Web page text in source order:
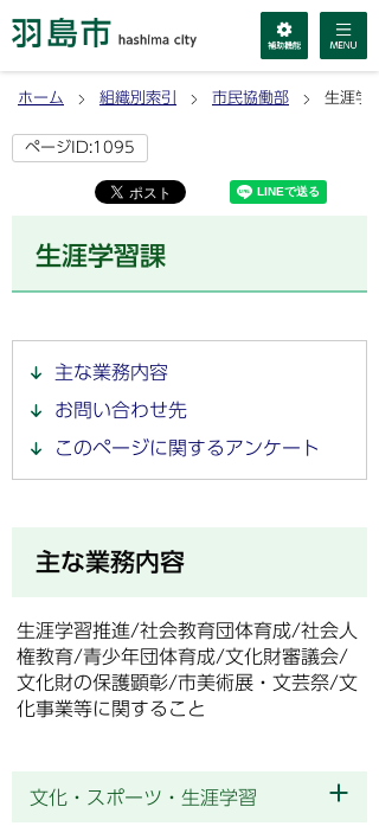
ホーム 組織別索引 市民協働部 生涯学
ページID:1095
生涯学習課
主な業務内容
お問い合わせ先
このページに関するアンケート
主な業務内容
生涯学習推進/社会教育団体育成/社会人
権教育/青少年団体育成/文化財審議会/
文化財の保護顕彰/市美術展・文芸祭/文
化事業等に関すること
文化・スポーツ・生涯学習